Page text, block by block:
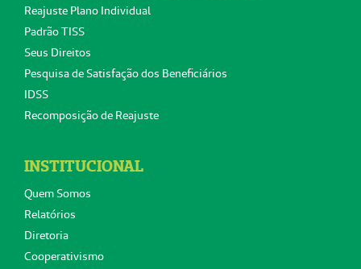
Reajuste Plano Individual
Padrão TISS
Seus Direitos
Pesquisa de Satisfação dos Beneficiários
IDSS
Recomposição de Reajuste
INSTITUCIONAL
Quem Somos
Relatórios
Diretoria
Cooperativismo